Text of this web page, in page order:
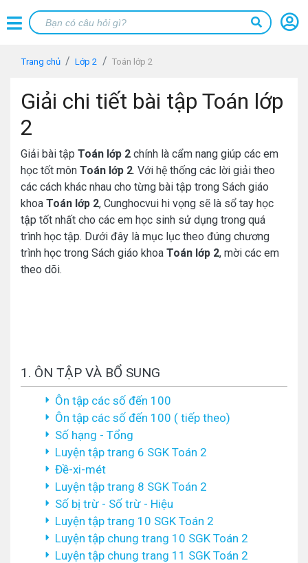
Trang chủ Lớp 2 Toán lớp 2
Giải chi tiết bài tập Toán lớp
2
Giải bài tập Toán lớp 2 chính là cẩm nang giúp các em
học tốt môn Toán lớp 2. Với hệ thống các lời giải theo
các cách khác nhau cho từng bài tập trong Sách giáo
khoa Toán lớp 2, Cunghocvui hi vọng sẽ là sổ tay học
tập tốt nhất cho các em học sinh sử dụng trong quá
trình học tập. Dưới đây là mục lục theo đúng chương
trình học trong Sách giáo khoa Toán lớp 2, mời các em
theo dõi.
1. ÔN TẬP VÀ BỔ SUNG
Ôn tập các số đến 100
Ôn tập các số đến 100 ( tiếp theo)
Số hạng - Tổng
Luyện tập trang 6 SGK Toán 2
Đề-xi-mét
Luyện tập trang 8 SGK Toán 2
Số bị trừ - Số trừ - Hiệu
Luyện tập trang 10 SGK Toán 2
Luyện tập chung trang 10 SGK Toán 2
Luyện tập chung trang 11 SGK Toán 2